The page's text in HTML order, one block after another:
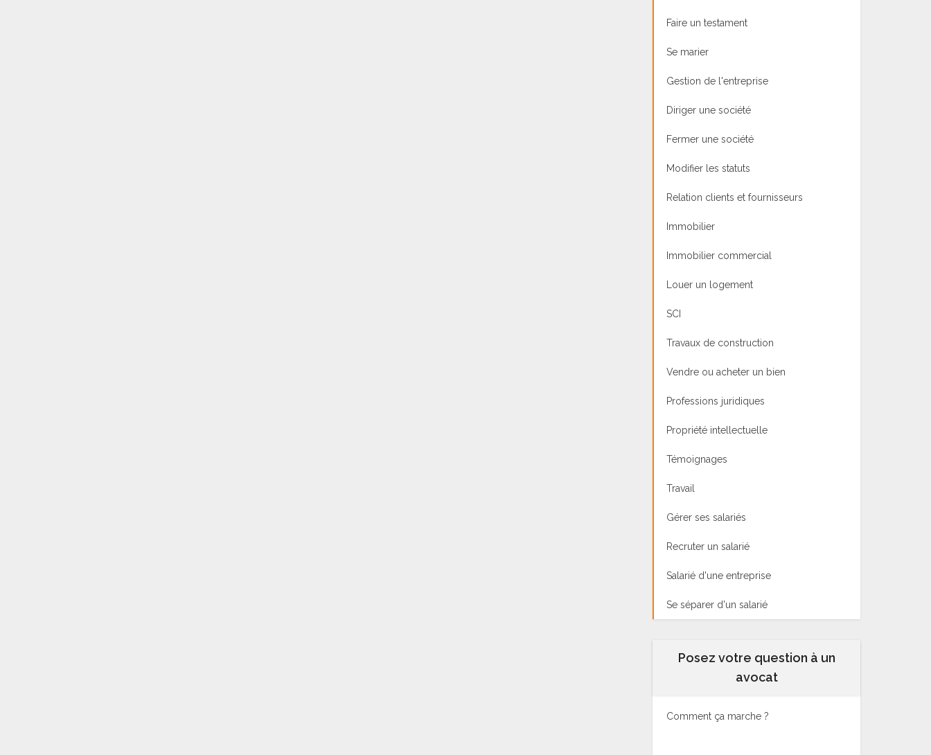
Faire un testament
Se marier
Gestion de l'entreprise
Diriger une société
Fermer une société
Modifier les statuts
Relation clients et fournisseurs
Immobilier
Immobilier commercial
Louer un logement
SCI
Travaux de construction
Vendre ou acheter un bien
Professions juridiques
Propriété intellectuelle
Témoignages
Travail
Gérer ses salariés
Recruter un salarié
Salarié d'une entreprise
Se séparer d'un salarié
Posez votre question à un
avocat
Comment ça marche ?